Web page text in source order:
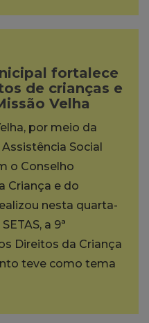
fortalece
de crianças e
Velha
por meio da
Social
o Conselho
Criança e do
nesta quarta-
a 9ª
Direitos da Criança
teve como tema